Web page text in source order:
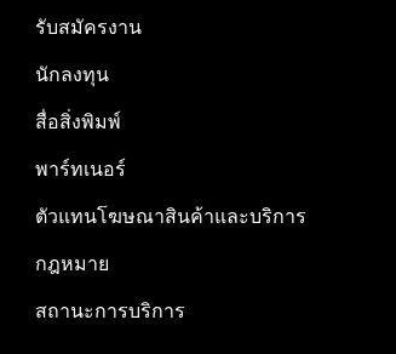
รับสมัครงาน
นักลงทุน
สื่อสิ่งพิมพ์
พาร์ทเนอร์
ตัวแทนโฆษณาสินค้าและบริการ
กฎหมาย
สถานะการบริการ